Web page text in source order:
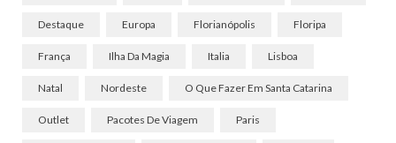
Destaque Europa Florianópolis Floripa
França Ilha Da Magia Italia Lisboa
Natal Nordeste O Que Fazer Em Santa Catarina
Outlet Pacotes De Viagem Paris